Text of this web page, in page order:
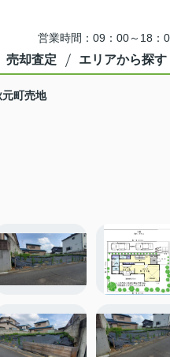
営業時間：09：00～18
売却査定 エリアから探す
町売地